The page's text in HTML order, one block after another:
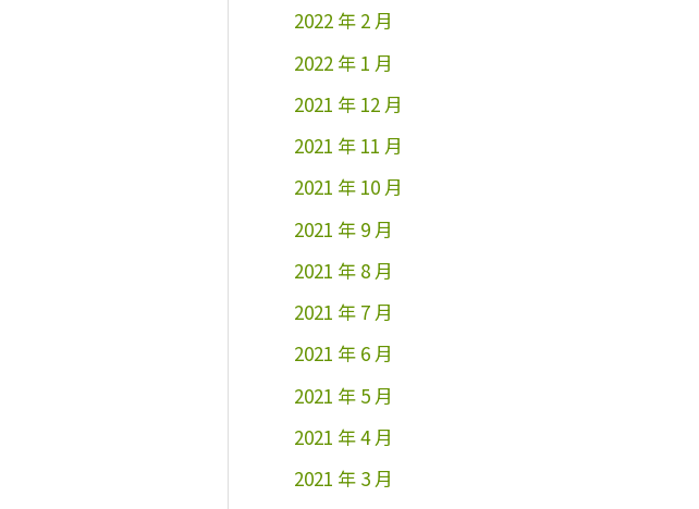
2022 年 2 月
2022 年 1 月
2021 年 12 月
2021 年 11 月
2021 年 10 月
2021 年 9 月
2021 年 8 月
2021 年 7 月
2021 年 6 月
2021 年 5 月
2021 年 4 月
2021 年 3 月